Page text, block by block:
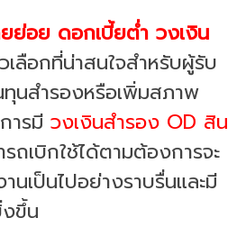
ยย่อย ดอกเบี้ยต่ำ วงเงิน
เลือกที่น่าสนใจสำหรับผู้รับ
ทุนสำรองหรือเพิ่มสภาพ
ารมี วงเงินสำรอง OD สิน
รถเบิกใช้ได้ตามต้องการจะ
นเป็นไปอย่างราบรื่นและมี
ขึ้น